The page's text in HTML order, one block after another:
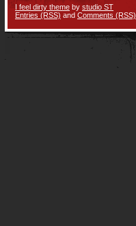
I feel dirty theme by studio ST
Entries (RSS) and Comments (RSS)